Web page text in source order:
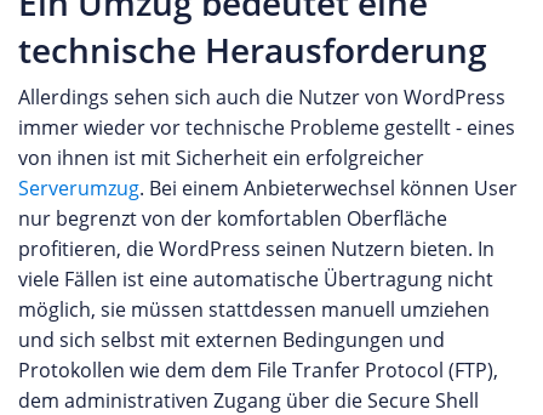
technische Herausforderung
Allerdings sehen sich auch die Nutzer von WordPress
immer wieder vor technische Probleme gestellt - eines
von ihnen ist mit Sicherheit ein erfolgreicher
Serverumzug. Bei einem Anbieterwechsel können User
nur begrenzt von der komfortablen Oberfläche
profitieren, die WordPress seinen Nutzern bieten. In
viele Fällen ist eine automatische Übertragung nicht
möglich, sie müssen stattdessen manuell umziehen
und sich selbst mit externen Bedingungen und
Protokollen wie dem dem File Tranfer Protocol (FTP),
dem administrativen Zugang über die Secure Shell